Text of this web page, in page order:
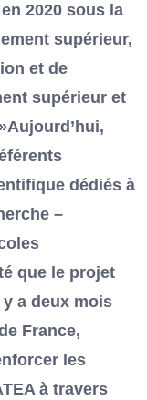
2020 sous la
supérieur,
et de
supérieur et
dédiés à
–
que le projet
a deux mois
France,
les
à travers